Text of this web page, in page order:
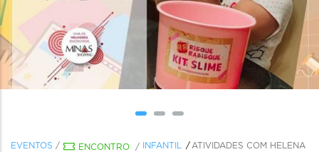
EVENTOS / ENCONTRO / INFANTIL ATIVIDADES COM HELENA